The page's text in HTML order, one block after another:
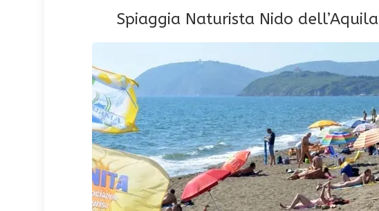
Spiaggia Naturista Nido dell’Aquila